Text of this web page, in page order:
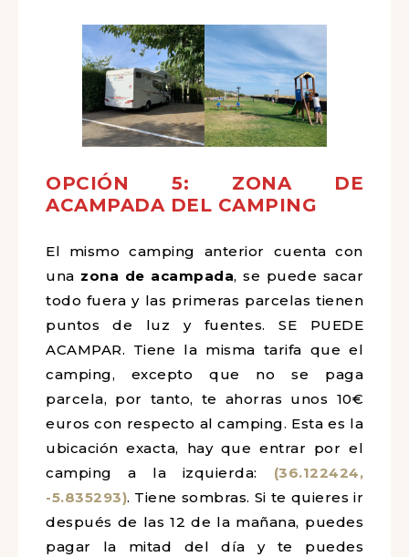
OPCIÓN 5: ZONA DE
ACAMPADA DEL CAMPING
El mismo camping anterior cuenta con
una zona de acampada, se puede sacar
todo fuera y las primeras parcelas tienen
puntos de luz y fuentes. SE PUEDE
ACAMPAR. Tiene la misma tarifa que el
camping, excepto que no se paga
parcela, por tanto, te ahorras unos 10€
euros con respecto al camping. Esta es la
ubicación exacta, hay que entrar por el
camping a la izquierda: (36.122424,
-5.835293). Tiene sombras. Si te quieres ir
después de las 12 de la mañana, puedes
pagar la mitad del día y te puedes